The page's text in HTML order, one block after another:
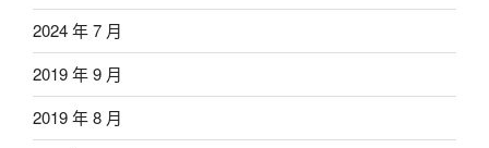
2024 年 7 月
2019 年 9 月
2019 年 8 月